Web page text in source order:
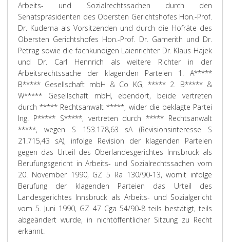
Arbeits- und Sozialrechtssachen durch den
Senatspräsidenten des Obersten Gerichtshofes Hon.-Prof.
Dr. Kuderna als Vorsitzenden und durch die Hofräte des
Obersten Gerichtshofes Hon.-Prof. Dr. Gamerith und Dr.
Petrag sowie die fachkundigen Laienrichter Dr. Klaus Hajek
und Dr. Carl Hennrich als weitere Richter in der
Arbeitsrechtssache der klagenden Parteien 1. A*****
B***** Gesellschaft mbH & Co KG, ***** 2. B***** &
W***** Gesellschaft mbH, ebendort, beide vertreten
durch ***** Rechtsanwalt *****, wider die beklagte Partei
Ing. P***** S*****, vertreten durch ***** Rechtsanwalt
*****, wegen S 153.178,63 sA (Revisionsinteresse S
21.715,43 sA), infolge Revision der klagenden Parteien
gegen das Urteil des Oberlandesgerichtes Innsbruck als
Berufungsgericht in Arbeits- und Sozialrechtssachen vom
20. November 1990, GZ 5 Ra 130/90-13, womit infolge
Berufung der klagenden Parteien das Urteil des
Landesgerichtes Innsbruck als Arbeits- und Sozialgericht
vom 5. Juni 1990, GZ 47 Cga 54/90-8 teils bestätigt, teils
abgeändert wurde, in nichtöffentlicher Sitzung zu Recht
erkannt: